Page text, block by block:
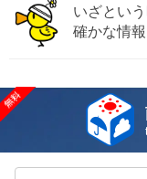
いざとい
確かな情